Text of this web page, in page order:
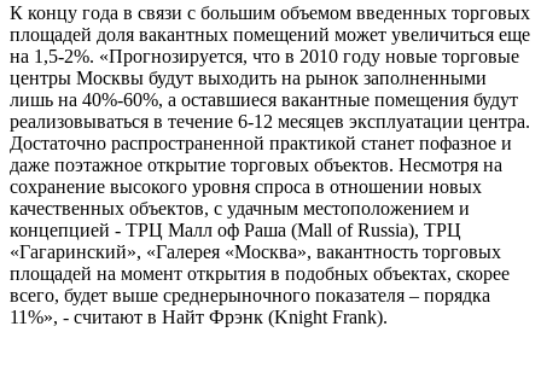
К концу года в связи с большим объемом введенных торговых
площадей доля вакантных помещений может увеличиться еще
на 1,5-2%. «Прогнозируется, что в 2010 году новые торговые
центры Москвы будут выходить на рынок заполненными
лишь на 40%-60%, а оставшиеся вакантные помещения будут
реализовываться в течение 6-12 месяцев эксплуатации центра.
Достаточно распространенной практикой станет пофазное и
даже поэтажное открытие торговых объектов. Несмотря на
сохранение высокого уровня спроса в отношении новых
качественных объектов, с удачным местоположением и
концепцией - ТРЦ Малл оф Раша (Mall of Russia), ТРЦ
«Гагаринский», «Галерея «Москва», вакантность торговых
площадей на момент открытия в подобных объектах, скорее
всего, будет выше среднерыночного показателя – порядка
11%», - считают в Найт Фрэнк (Knight Frank).